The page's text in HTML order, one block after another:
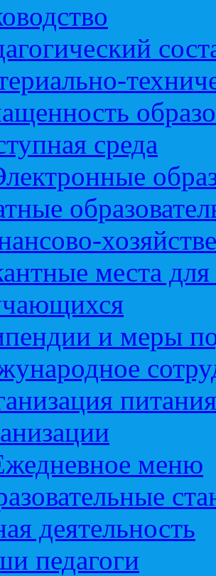
среда
места
и меры
меню
деятельность
педагоги